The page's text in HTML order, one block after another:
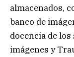
almacenados,
banco de
docencia de
imágenes y